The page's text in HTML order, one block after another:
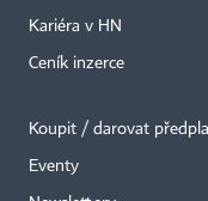
Kariéra v HN
Ceník inzerce
Koupit / darovat
Eventy